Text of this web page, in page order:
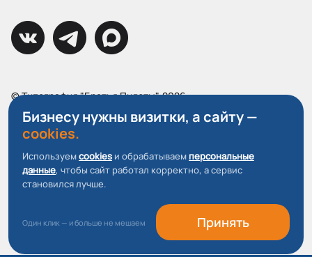
© Типография "Братья Пилоты", 2026
Все права защищены.
Политика конфиденциальности
Пользовательское соглашение
О файлах Cookie
Бизнесу нужны визитки, а сайту —
cookies.
Используемcookies и обрабатываем персональные
данные, чтобы сайт работал корректно, а сервис
становился лучше.
Один клик — и больше не мешаем Принять